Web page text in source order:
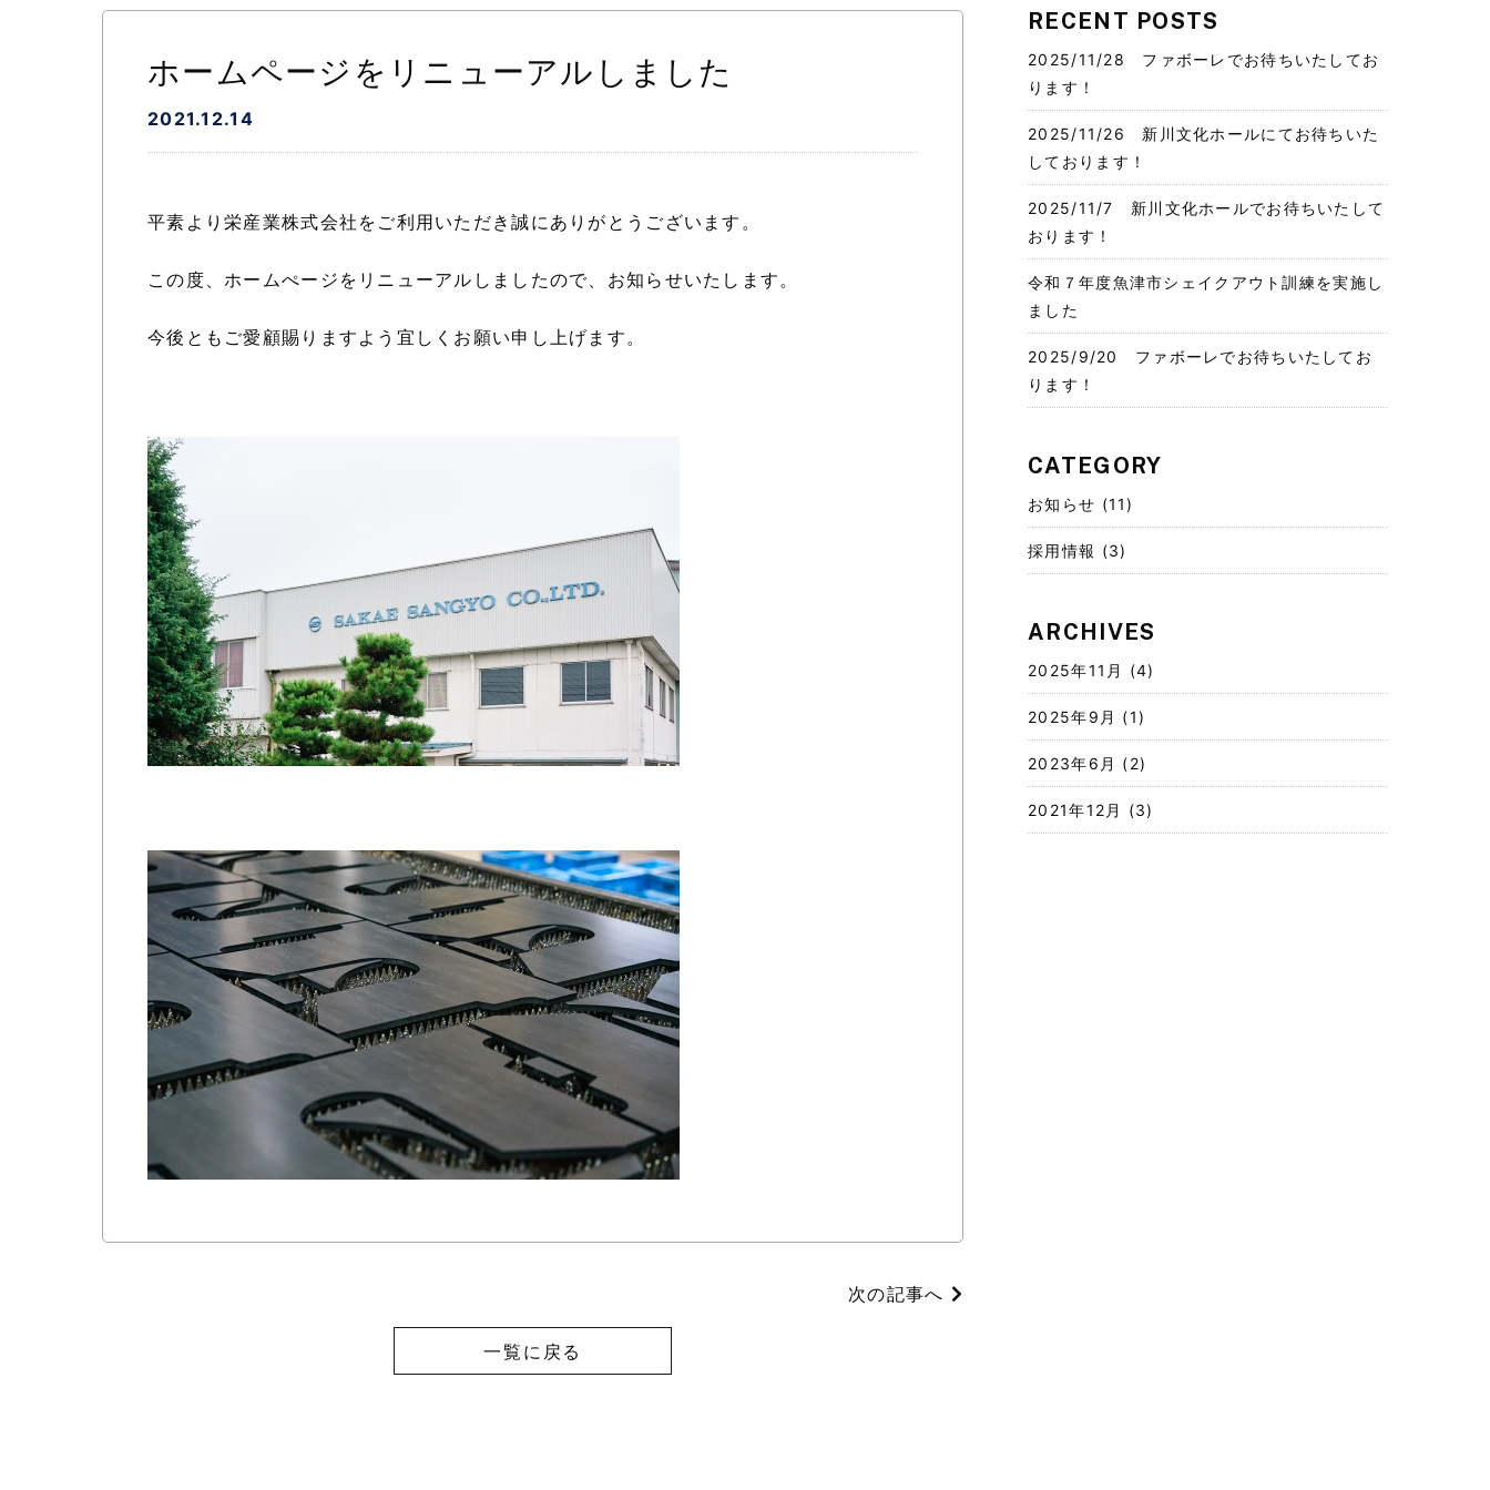
ホームページをリニューアルしました
2021.12.14
平素より栄産業株式会社をご利用いただき誠にありがとうございます。
この度、ホームぺージをリニューアルしましたので、お知らせいたします。
今後ともご愛顧賜りますよう宜しくお願い申し上げます。
次の記事へ
一覧に戻る
RECENT POSTS
2025/11/28 ファボーレでお待ちいたしてお
ります！
2025/11/26 新川文化ホールにてお待ちいた
しております！
2025/11/7 新川文化ホールでお待ちいたして
おります！
令和７年度魚津市シェイクアウト訓練を実施し
ました
2025/9/20 ファボーレでお待ちいたしてお
ります！
CATEGORY
お知らせ (11)
採用情報 (3)
ARCHIVES
2025年11月 (4)
2025年9月 (1)
2023年6月 (2)
2021年12月 (3)